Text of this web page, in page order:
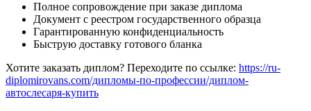
Полное сопровождение при заказе диплома
Документ с реестром государственного образца
Гарантированную конфиденциальность
Быструю доставку готового бланка
Хотите заказать диплом? Переходите по ссылке: https://ru-
diplomirovans.com/дипломы-по-профессии/диплом-
автослесаря-купить